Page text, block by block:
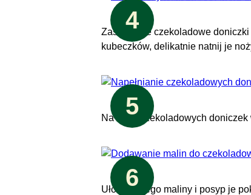
4
Zastygnięte czekoladowe
kubeczków, delikatnie natnij je
5
Na spód czekoladowych doniczek
6
Ułóż na niego maliny i posyp je